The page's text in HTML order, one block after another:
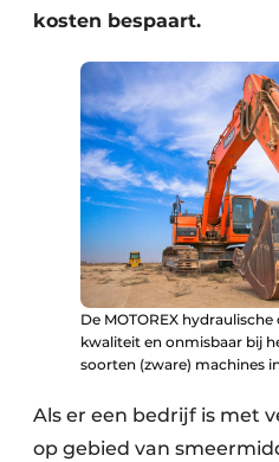
kosten bespaart.
De MOTOREX
kwaliteit en onmisbaar bij
soorten (zware) machines
Als er een bedrijf is met
op gebied van